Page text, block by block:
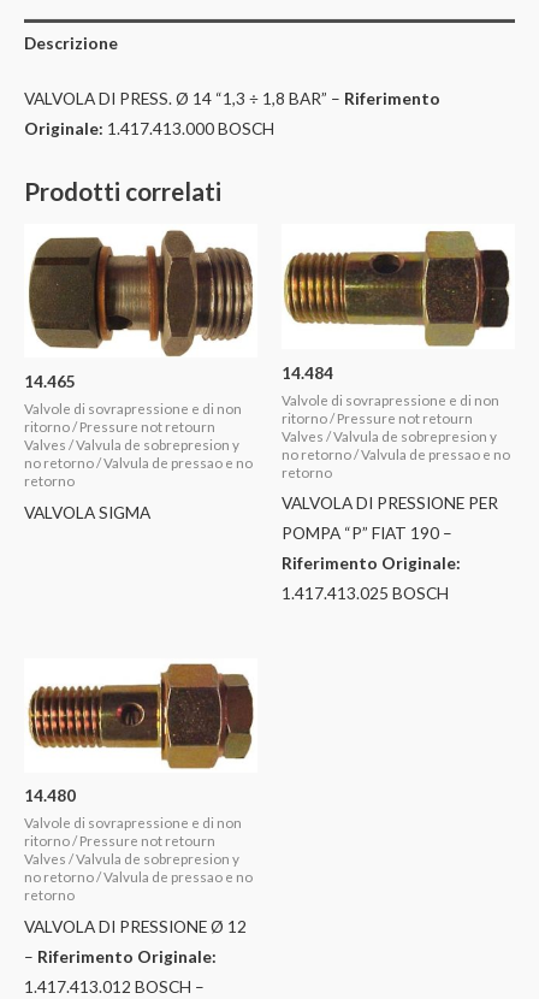
Descrizione
VALVOLA DI PRESS. Ø 14 “1,3 ÷ 1,8 BAR” – Riferimento
Originale: 1.417.413.000 BOSCH
Prodotti correlati
14.465
Valvole di sovrapressione e di non
ritorno / Pressure not retourn
Valves / Valvula de sobrepresion y
no retorno / Valvula de pressao e no
retorno
VALVOLA SIGMA
14.484
Valvole di sovrapressione e di non
ritorno / Pressure not retourn
Valves / Valvula de sobrepresion y
no retorno / Valvula de pressao e no
retorno
VALVOLA DI PRESSIONE PER
POMPA “P” FIAT 190 –
Riferimento Originale:
1.417.413.025 BOSCH
14.480
Valvole di sovrapressione e di non
ritorno / Pressure not retourn
Valves / Valvula de sobrepresion y
no retorno / Valvula de pressao e no
retorno
VALVOLA DI PRESSIONE Ø 12
– Riferimento Originale:
1.417.413.012 BOSCH –